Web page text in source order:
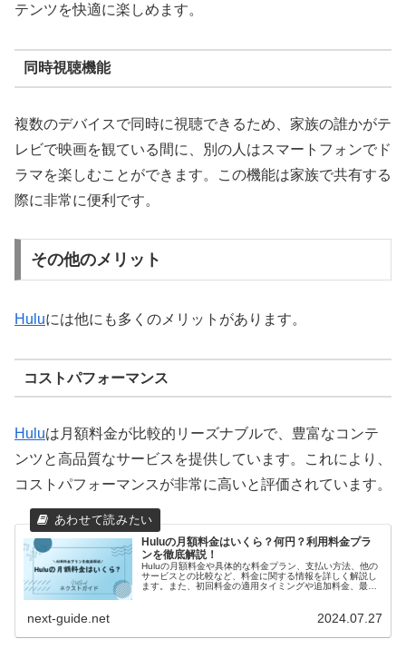
テンツを快適に楽しめます。
同時視聴機能
複数のデバイスで同時に視聴できるため、家族の誰かがテ
レビで映画を観ている間に、別の人はスマートフォンでド
ラマを楽しむことができます。この機能は家族で共有する
際に非常に便利です。
その他のメリット
Huluには他にも多くのメリットがあります。
コストパフォーマンス
Huluは月額料金が比較的リーズナブルで、豊富なコンテ
ンツと高品質なサービスを提供しています。これにより、
コストパフォーマンスが非常に高いと評価されています。
Huluの月額料金はいくら？何円？利用料金プラ
ンを徹底解説！
Huluの月額料金や具体的な料金プラン、支払い方法、他の
サービスとの比較など、料金に関する情報を詳しく解説し
ます。また、初回料金の適用タイミングや追加料金、最新
next-guide.net 2024.07.27